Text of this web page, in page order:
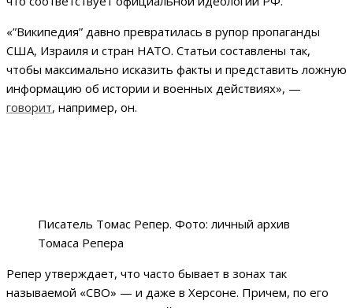
«”Википедия” давно превратилась в рупор пропаганды
США, Израиля и стран НАТО. Статьи составлены так,
чтобы максимально исказить факты и представить ложную
информацию об истории и военных действиях», —
говорит, например, он.
Писатель Томас Репер. Фото: личный архив
Томаса Репера
Репер утверждает, что часто бывает в зонах так
называемой «СВО» — и даже в Херсоне. Причем, по его